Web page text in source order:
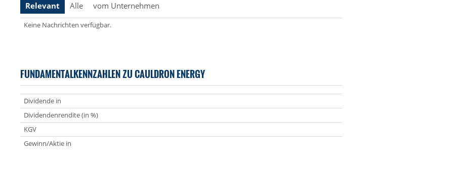
Relevant Alle vom Unternehmen
Keine Nachrichten verfügbar.
FUNDAMENTALKENNZAHLEN ZU CAULDRON ENERGY
Dividende in
Dividendenrendite (in %)
KGV
Gewinn/Aktie in